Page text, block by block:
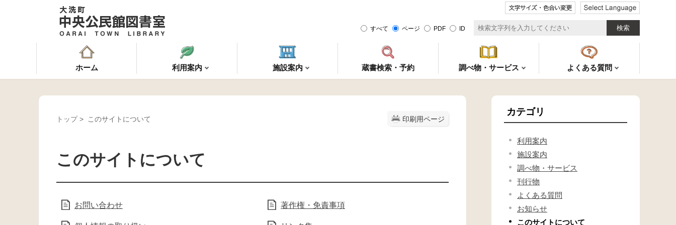
文字サイズ・色合い
すべて ページ PDF ID
ホーム 利用案内 施設案内 蔵書検索・予約 調べ物・サービス よくある質問
印刷用ページ
トップ > このサイトについて
このサイトについて
お問い合わせ 著作権・免責事項
カテゴリ
利用案内
施設案内
調べ物・サービス
刊行物
よくある質問
お知らせ
このサイトについて